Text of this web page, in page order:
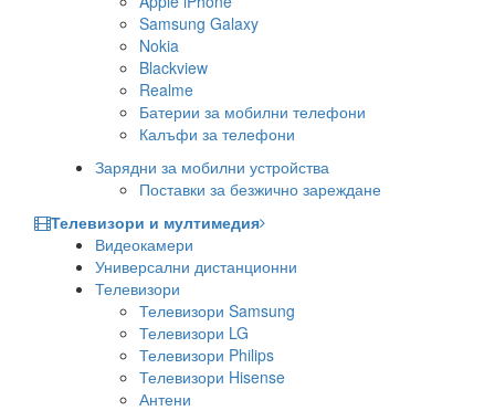
Samsung Galaxy
Nokia
Blackview
Realme
Батерии за мобилни телефони
Калъфи за телефони
Зарядни за мобилни устройства
Поставки за безжично зареждане
Телевизори и мултимедия
Видеокамери
Универсални дистанционни
Телевизори
Телевизори Samsung
Телевизори LG
Телевизори Philips
Телевизори Hisense
Антени